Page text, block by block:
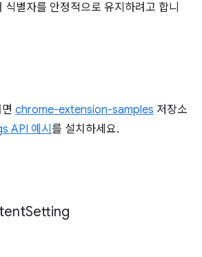
식별자를 안정적으로 유지하려고 합니
chrome-extension-samples 저장소
API 예시 를 설치하세요.
Setting